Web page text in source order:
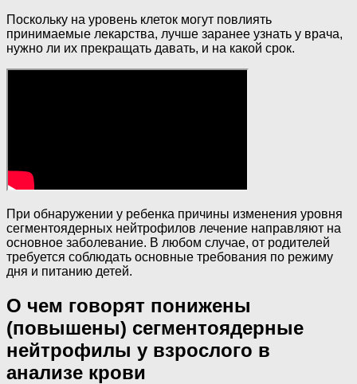
Поскольку на уровень клеток могут повлиять
принимаемые лекарства, лучше заранее узнать у врача,
нужно ли их прекращать давать, и на какой срок.
При обнаружении у ребенка причины изменения уровня
сегментоядерных нейтрофилов лечение направляют на
основное заболевание. В любом случае, от родителей
требуется соблюдать основные требования по режиму
дня и питанию детей.
О чем говорят понижены
(повышены) сегментоядерные
нейтрофилы у взрослого в
анализе крови